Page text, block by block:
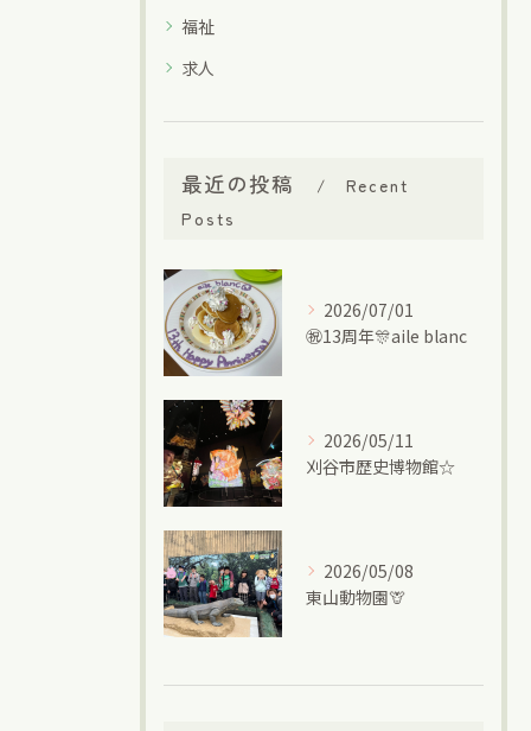
福祉
求人
最近の投稿
Recent
Posts
2026/07/01
㊗13周年🎊aile blanc
2026/05/11
刈谷市歴史博物館☆
2026/05/08
東山動物園🦒